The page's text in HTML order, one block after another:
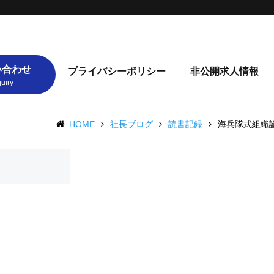
わせ プライバシーポリシー 非公開求人情報
HOME 社長ブログ 読書記録 海兵隊式組織